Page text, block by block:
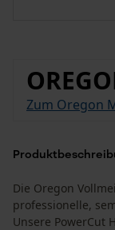
Zum Oregon
Die Oregon
professionelle,
Unsere PowerCut